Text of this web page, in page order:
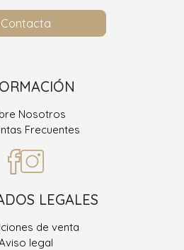
Contacta
Nosotros
Frecuentes
LEGALES
de venta
legal